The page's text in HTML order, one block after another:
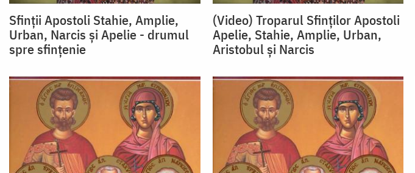
Sfinții Apostoli Stahie, Amplie,
Urban, Narcis și Apelie - drumul
spre sfințenie
(Video) Troparul Sfinților Apostoli
Apelie, Stahie, Amplie, Urban,
Aristobul și Narcis